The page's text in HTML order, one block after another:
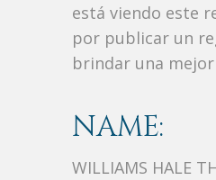
está viendo este
por publicar un
brindar una
NAME:
WILLIAMS HALE